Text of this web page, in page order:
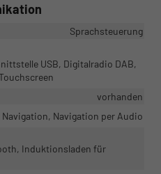
Sprachsteuerung
USB, Digitalradio DAB,
vorhanden
Navigation, Navigation per Audio
Induktionsladen für